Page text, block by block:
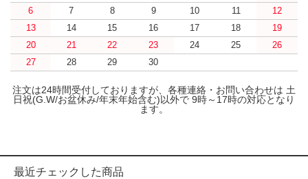
6
7 8 9 10 11
12
13
14 15 16 17 18
19
20
21 22 23 24 25
26
27
28 29 30
注文は24時間受付しておりますが、各種連絡・お問い合わせは 土
日祝(G.W/お盆休み/年末年始含む)以外で 9時～17時の対応となり
ます。
最近チェックした商品